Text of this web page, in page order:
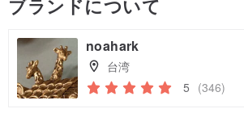
ブランドについて
noahark
台湾
5 (346)